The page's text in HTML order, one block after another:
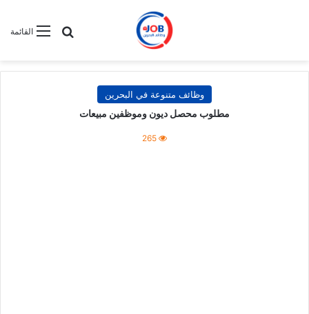
القائمةبحث عن
وظائف متنوعة في البحرين
مطلوب محصل ديون وموظفين مبيعات
265